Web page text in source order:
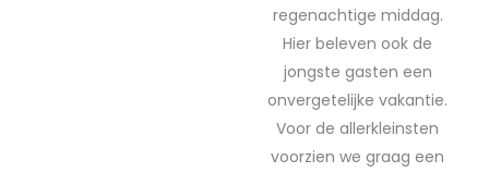
regenachtige middag.
Hier beleven ook de
jongste gasten een
onvergetelijke vakantie.
Voor de allerkleinsten
voorzien we graag een